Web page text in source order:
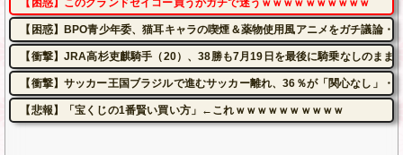
【困惑】このグランドセイコー買うかガチで迷うｗｗｗｗｗｗｗｗｗｗ
【困惑】BPO青少年委、猫耳キャラの喫煙＆薬物使用風アニメをガチ議論・
【衝撃】JRA高杉吏麒騎手（20）、38勝も7月19日を最後に騎乗なしのまま
【衝撃】サッカー王国ブラジルで進むサッカー離れ、36％が「関心なし」・
【悲報】「宝くじの1番賢い買い方」←これｗｗｗｗｗｗｗｗｗｗ